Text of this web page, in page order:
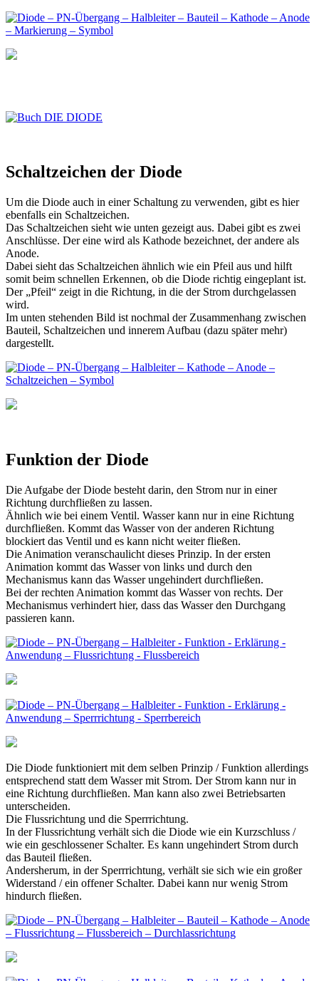
Schaltzeichen der Diode
Um die Diode auch in einer Schaltung zu verwenden, gibt es hier
ebenfalls ein Schaltzeichen.
Das Schaltzeichen sieht wie unten gezeigt aus. Dabei gibt es zwei
Anschlüsse. Der eine wird als Kathode bezeichnet, der andere als
Anode.
Dabei sieht das Schaltzeichen ähnlich wie ein Pfeil aus und hilft
somit beim schnellen Erkennen, ob die Diode richtig eingeplant ist.
Der „Pfeil“ zeigt in die Richtung, in die der Strom durchgelassen
wird.
Im unten stehenden Bild ist nochmal der Zusammenhang zwischen
Bauteil, Schaltzeichen und innerem Aufbau (dazu später mehr)
dargestellt.
Funktion der Diode
Die Aufgabe der Diode besteht darin, den Strom nur in einer
Richtung durchfließen zu lassen.
Ähnlich wie bei einem Ventil. Wasser kann nur in eine Richtung
durchfließen. Kommt das Wasser von der anderen Richtung
blockiert das Ventil und es kann nicht weiter fließen.
Die Animation veranschaulicht dieses Prinzip. In der ersten
Animation kommt das Wasser von links und durch den
Mechanismus kann das Wasser ungehindert durchfließen.
Bei der rechten Animation kommt das Wasser von rechts. Der
Mechanismus verhindert hier, dass das Wasser den Durchgang
passieren kann.
Die Diode funktioniert mit dem selben Prinzip / Funktion allerdings
entsprechend statt dem Wasser mit Strom. Der Strom kann nur in
eine Richtung durchfließen. Man kann also zwei Betriebsarten
unterscheiden.
Die Flussrichtung und die Sperrrichtung.
In der Flussrichtung verhält sich die Diode wie ein Kurzschluss /
wie ein geschlossener Schalter. Es kann ungehindert Strom durch
das Bauteil fließen.
Andersherum, in der Sperrrichtung, verhält sie sich wie ein großer
Widerstand / ein offener Schalter. Dabei kann nur wenig Strom
hindurch fließen.